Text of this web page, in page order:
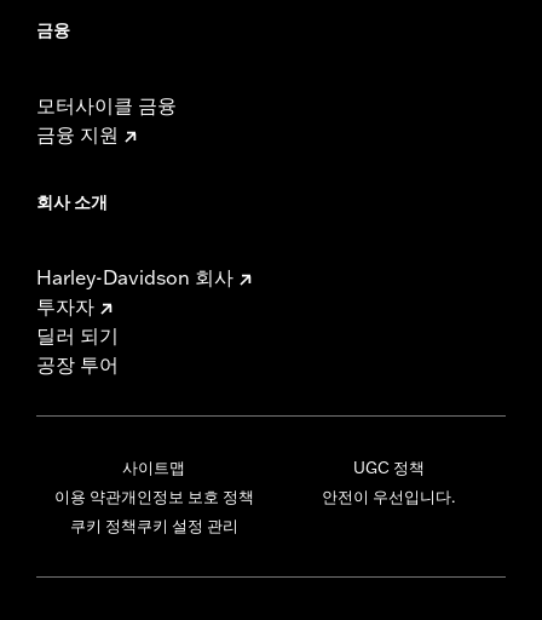
금융
모터사이클 금융
금융 지원
회사 소개
Harley-Davidson 회사
투자자
딜러 되기
공장 투어
사이트맵
이용 약관개인정보 보호 정책
쿠키 정책쿠키 설정 관리
UGC 정책
안전이 우선입니다.